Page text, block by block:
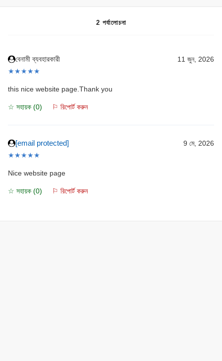
2 পর্যালোচনা
বেনামী ব্যবহারকারী
11 জুন, 2026
★★★★★
this nice website page.Thank you
☆ সহায়ক (0) ⚐ রিপোর্ট করুন
[email protected]
9 মে, 2026
★★★★★
Nice website page
☆ সহায়ক (0) ⚐ রিপোর্ট করুন